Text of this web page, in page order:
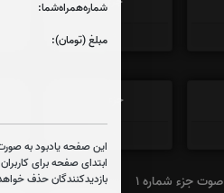
شماره‌همراه‌شما:
مبلغ (تومان):
این صفحه یادبود به
ابتدای صفحه برای
بازدیدکنندگان حذف
جزء 26
صوت جزء شماره 1